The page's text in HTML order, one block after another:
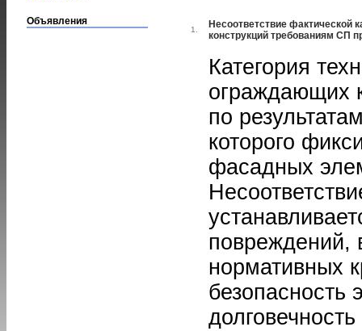
Объявления
1.
Несоответствие фактической
конструкций требованиям СП
Категория
ограждающих
по
которого
фасадных
повреждений,
нормативных
безопасность